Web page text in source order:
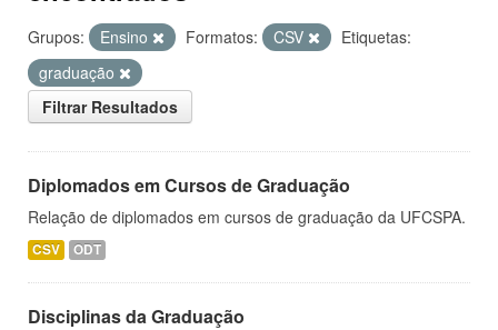
Grupos: Ensino Formatos: CSV
Etiquetas:
graduação
Filtrar Resultados
Diplomados em Cursos de Graduação
Relação de diplomados em cursos de graduação da UFCSPA.
CSV ODT
Disciplinas da Graduação